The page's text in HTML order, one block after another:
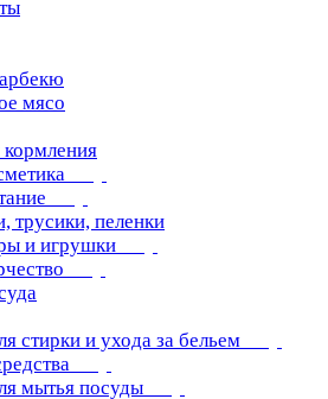
мясо
трусики, пеленки
и игрушки
стирки и ухода за бельем
мытья посуды